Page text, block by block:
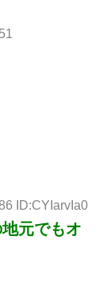
ID:CYIarvIa0
元でもオ